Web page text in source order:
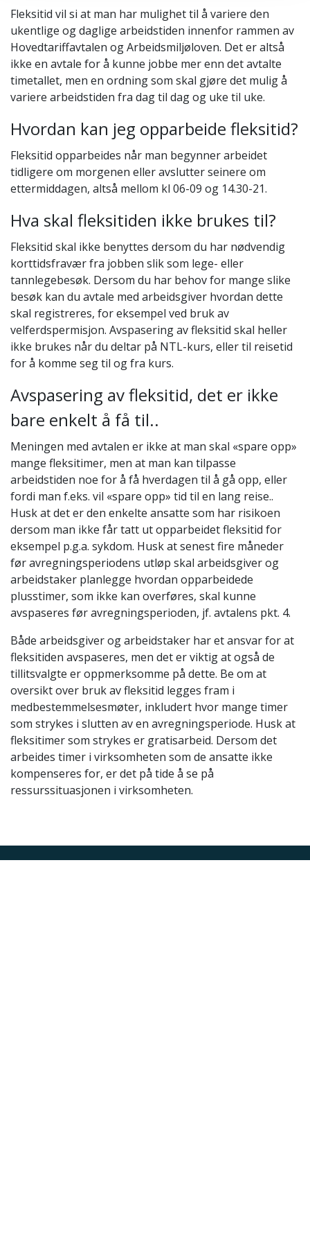
Fleksitid vil si at man har mulighet til å variere den
ukentlige og daglige arbeidstiden innenfor rammen av
Hovedtariffavtalen og Arbeidsmiljøloven. Det er altså
ikke en avtale for å kunne jobbe mer enn det avtalte
timetallet, men en ordning som skal gjøre det mulig å
variere arbeidstiden fra dag til dag og uke til uke.
Hvordan kan jeg opparbeide fleksitid?
Fleksitid opparbeides når man begynner arbeidet
tidligere om morgenen eller avslutter seinere om
ettermiddagen, altså mellom kl 06-09 og 14.30-21.
Hva skal fleksitiden ikke brukes til?
Fleksitid skal ikke benyttes dersom du har nødvendig
korttidsfravær fra jobben slik som lege- eller
tannlegebesøk. Dersom du har behov for mange slike
besøk kan du avtale med arbeidsgiver hvordan dette
skal registreres, for eksempel ved bruk av
velferdspermisjon. Avspasering av fleksitid skal heller
ikke brukes når du deltar på NTL-kurs, eller til reisetid
for å komme seg til og fra kurs.
Avspasering av fleksitid, det er ikke
bare enkelt å få til..
Meningen med avtalen er ikke at man skal «spare opp»
mange fleksitimer, men at man kan tilpasse
arbeidstiden noe for å få hverdagen til å gå opp, eller
fordi man f.eks. vil «spare opp» tid til en lang reise..
Husk at det er den enkelte ansatte som har risikoen
dersom man ikke får tatt ut opparbeidet fleksitid for
eksempel p.g.a. sykdom. Husk at senest fire måneder
før avregningsperiodens utløp skal arbeidsgiver og
arbeidstaker planlegge hvordan opparbeidede
plusstimer, som ikke kan overføres, skal kunne
avspaseres før avregningsperioden, jf. avtalens pkt. 4.
Både arbeidsgiver og arbeidstaker har et ansvar for at
fleksitiden avspaseres, men det er viktig at også de
tillitsvalgte er oppmerksomme på dette. Be om at
oversikt over bruk av fleksitid legges fram i
medbestemmelsesmøter, inkludert hvor mange timer
som strykes i slutten av en avregningsperiode. Husk at
fleksitimer som strykes er gratisarbeid. Dersom det
arbeides timer i virksomheten som de ansatte ikke
kompenseres for, er det på tide å se på
ressurssituasjonen i virksomheten.